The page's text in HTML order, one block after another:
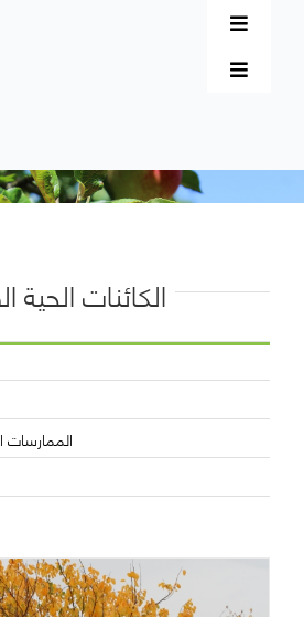
الكائنات الحية
الممارسات